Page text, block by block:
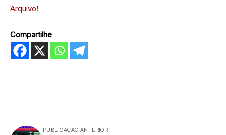
Arquivo!
Compartilhe
PUBLICAÇÃO ANTERIOR